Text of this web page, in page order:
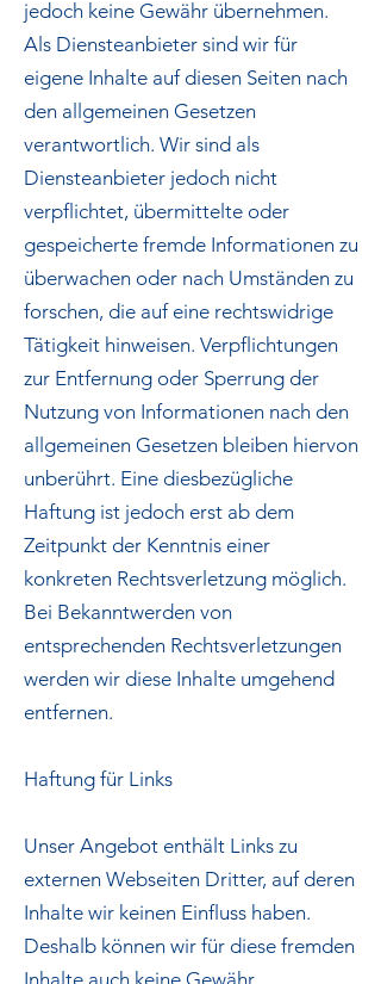
jedoch keine Gewähr übernehmen.
Als Diensteanbieter sind wir für
eigene Inhalte auf diesen Seiten nach
den allgemeinen Gesetzen
verantwortlich. Wir sind als
Diensteanbieter jedoch nicht
verpflichtet, übermittelte oder
gespeicherte fremde Informationen zu
überwachen oder nach Umständen zu
forschen, die auf eine rechtswidrige
Tätigkeit hinweisen. Verpflichtungen
zur Entfernung oder Sperrung der
Nutzung von Informationen nach den
allgemeinen Gesetzen bleiben hiervon
unberührt. Eine diesbezügliche
Haftung ist jedoch erst ab dem
Zeitpunkt der Kenntnis einer
konkreten Rechtsverletzung möglich.
Bei Bekanntwerden von
entsprechenden Rechtsverletzungen
werden wir diese Inhalte umgehend
entfernen.
Haftung für Links
Unser Angebot enthält Links zu
externen Webseiten Dritter, auf deren
Inhalte wir keinen Einfluss haben.
Deshalb können wir für diese fremden
Inhalte auch keine Gewähr